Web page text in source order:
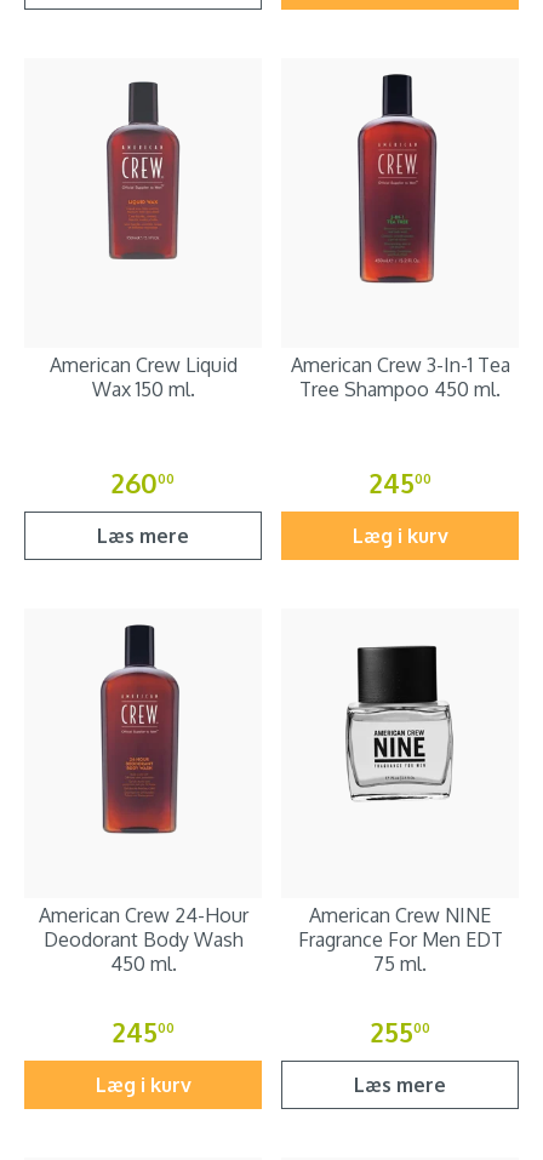
American Crew Liquid
Wax 150 ml.
26000
Læs mere
American Crew 3-In-1 Tea
Tree Shampoo 450 ml.
24500
Læg i kurv
American Crew 24-Hour
Deodorant Body Wash
450 ml.
24500
Læg i kurv
American Crew NINE
Fragrance For Men EDT
75 ml.
25500
Læs mere